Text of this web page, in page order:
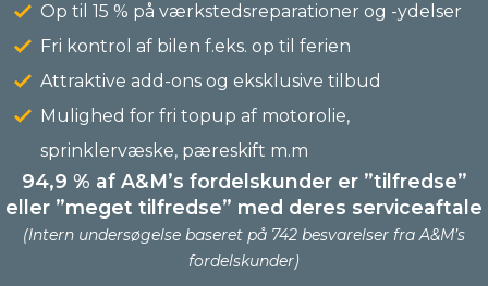
Op til 15 % på værkstedsreparationer og -ydelser
Fri kontrol af bilen f.eks. op til ferien
Attraktive add-ons og eksklusive tilbud
Mulighed for fri topup af motorolie,
sprinklervæske, pæreskift m.m
94,9 % af A&M’s fordelskunder er ”tilfredse”
eller ”meget tilfredse” med deres serviceaftale
(Intern undersøgelse baseret på 742 besvarelser fra A&M’s
fordelskunder)